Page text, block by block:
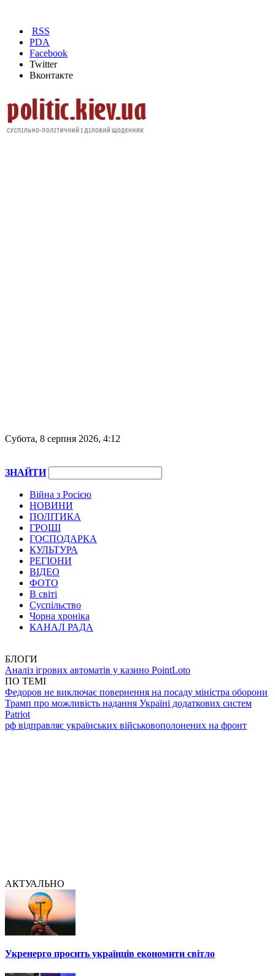
RSS
PDA
Facebook
Twitter
Вконтакте
Субота, 8 серпня 2026, 4:12
ЗНАЙТИ
Війна з Росією
НОВИНИ
ПОЛІТИКА
ГРОШІ
ГОСПОДАРКА
КУЛЬТУРА
РЕГІОНИ
ВІДЕО
ФОТО
В світі
Суспільство
Чорна хроніка
КАНАЛ РАДА
БЛОГИ
Аналіз ігрових автоматів у казино PointLoto
ПО ТЕМІ
Федоров не виключає повернення на посаду міністра оборони
Трамп про можливість надання Україні додаткових систем
Patriot
рф відправляє українських військовополонених на фронт
АКТУАЛЬНО
Укренерго просить українців економити світло